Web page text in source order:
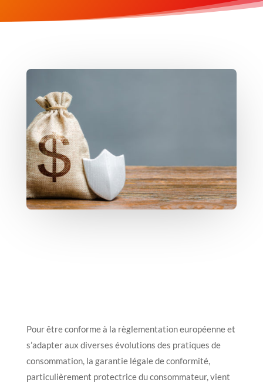
Pour être conforme à la règlementation européenne et
s’adapter aux diverses évolutions des pratiques de
consommation, la garantie légale de conformité,
particulièrement protectrice du consommateur, vient